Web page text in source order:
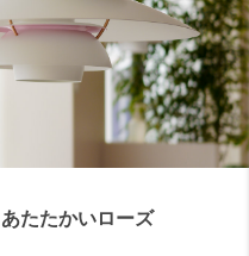
たたかいローズ